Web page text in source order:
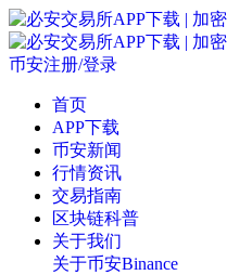
币安注册/登录
首页
APP下载
币安新闻
行情资讯
交易指南
区块链科普
关于我们
关于币安Binance